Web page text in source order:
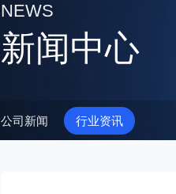
NEWS
新闻中心
公司新闻 行业资讯